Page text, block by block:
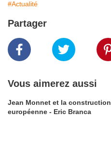
#Actualité
Partager
Vous aimerez aussi
Jean Monnet et la construction
européenne - Eric Branca